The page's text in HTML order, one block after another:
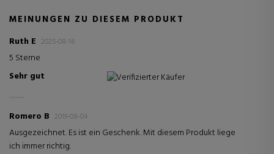
MEINUNGEN ZU DIESEM PRODUKT
Ruth E 2025-08-16
5 Sterne
Sehr gut
Verifizierter Käufer
Romero B 2019-08-04
Ausgezeichnet. Es ist ein Geschenk. Mit diesem Produkt liege
ich immer richtig.